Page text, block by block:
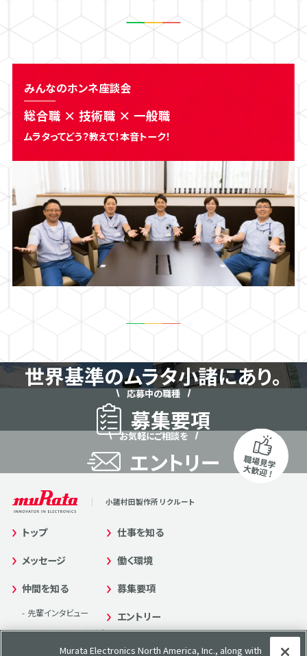
みんなのホンネ座談会
総合職 × 技術職 × ⼀般職
ムラタってどう？教えて！本⾳トーク！
世界基準のムラタ⼩諸にあり。
応募中の職種
募集要項
お気軽にご相談を
エントリー
⼩諸村⽥製作所 リクルート
トップ
メッセージ
仲間を知る
先輩インタビュー
みんなのホンネ座談会
仕事を知る
働く環境
募集要項
エントリー
Murata Electronics North America, Inc., along with